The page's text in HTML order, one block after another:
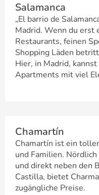
Salamanca
„El barrio de
Madrid. Wenn du erst
Restaurants, feinen
Shopping Läden
Hier, in Madrid,
Apartments mit viel
Chamartín
Chamartín ist ein
und Familien.
und direkt neben den
Castilla, bietet
zugängliche Preise.